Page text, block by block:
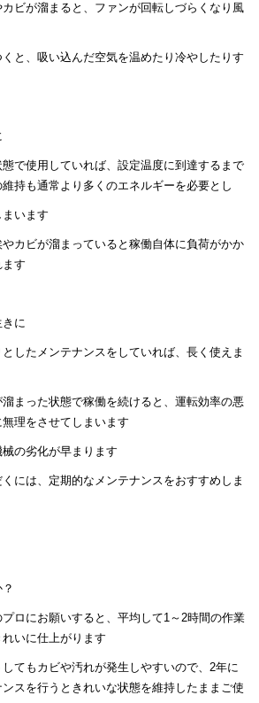
ビが溜まると、ファンが回転しづらくなり風
と、吸い込んだ空気を温めたり冷やしたりす
で使用していれば、設定温度に到達するまで
持も通常より多くのエネルギーを必要とし
います
カビが溜まっていると稼働自体に負荷がかか
す
に
したメンテナンスをしていれば、長く使えま
まった状態で稼働を続けると、運転効率の悪
理をさせてしまいます
の劣化が早まります
には、定期的なメンテナンスをおすすめしま
ロにお願いすると、平均して1～2時間の作業
いに仕上がります
てもカビや汚れが発生しやすいので、2年に
スを行うときれいな状態を維持したままご使